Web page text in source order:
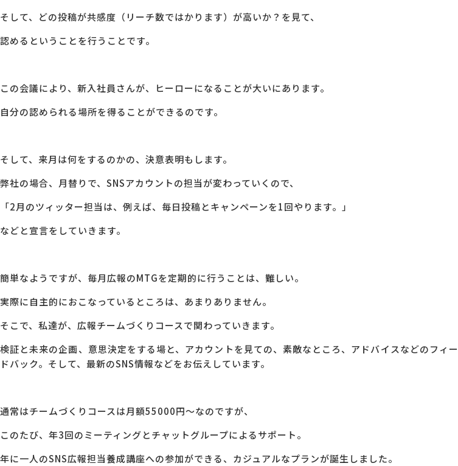
そして、どの投稿が共感度（リーチ数ではかります）が高いか？を見て、
認めるということを行うことです。
この会議により、新入社員さんが、ヒーローになることが大いにあります。
自分の認められる場所を得ることができるのです。
そして、来月は何をするのかの、決意表明もします。
弊社の場合、月替りで、SNSアカウントの担当が変わっていくので、
「2月のツィッター担当は、例えば、毎日投稿とキャンペーンを1回やります。」
などと宣言をしていきます。
簡単なようですが、毎月広報のMTGを定期的に行うことは、難しい。
実際に自主的におこなっているところは、あまりありません。
そこで、私達が、広報チームづくりコースで関わっていきます。
検証と未来の企画、意思決定をする場と、アカウントを見ての、素敵なところ、アドバイスなどのフィー
ドバック。そして、最新のSNS情報などをお伝えしています。
通常はチームづくりコースは月額55000円～なのですが、
このたび、年3回のミーティングとチャットグループによるサポート。
年に一人のSNS広報担当養成講座への参加ができる、カジュアルなプランが誕生しました。